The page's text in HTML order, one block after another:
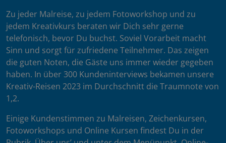
Zu jeder Malreise, zu jedem Fotoworkshop und zu
jedem Kreativkurs beraten wir Dich sehr gerne
telefonisch, bevor Du buchst. Soviel Vorarbeit macht
Sinn und sorgt für zufriedene Teilnehmer. Das zeigen
die guten Noten, die Gäste uns immer wieder gegeben
haben. In über 300 Kundeninterviews bekamen unsere
Kreativ-Reisen 2023 im Durchschnitt die Traumnote von
1,2.
Einige Kundenstimmen zu Malreisen, Zeichenkursen,
Fotoworkshops und Online Kursen findest Du in der